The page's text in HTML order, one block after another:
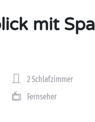
mit Spa
2 Schlafzimmer
Fernseher